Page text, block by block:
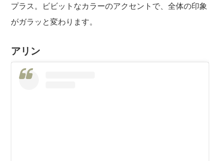
プラス。ビビットなカラーのアクセントで、全体の印象
がガラッと変わります。
アリン